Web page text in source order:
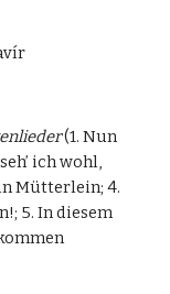
(1. Nun
ich wohl,
Mütterlein; 4.
5. In diesem